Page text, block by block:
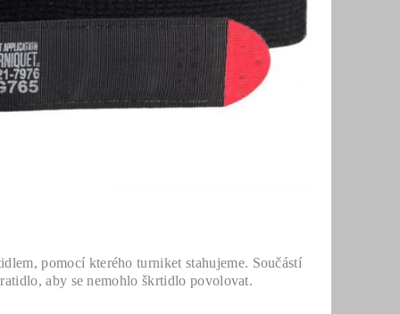
pomocí kterého turniket stahujeme. Součástí
aby se nemohlo škrtidlo povolovat.